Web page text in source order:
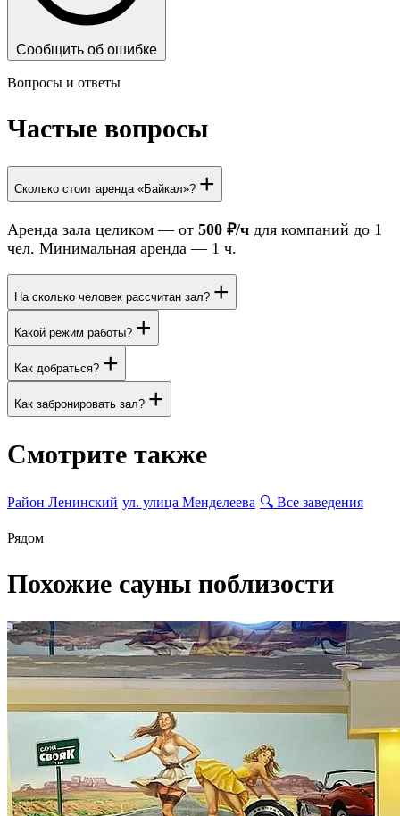
Сообщить об ошибке
Вопросы и ответы
Частые вопросы
Сколько стоит аренда «Байкал»? +
Аренда зала целиком — от 500 ₽/ч для компаний до 1
чел. Минимальная аренда — 1 ч.
На сколько человек рассчитан зал? +
Какой режим работы? +
Как добраться? +
Как забронировать зал? +
Смотрите также
Район Ленинский ул. улица Менделеева 🔍 Все заведения
Рядом
Похожие сауны поблизости